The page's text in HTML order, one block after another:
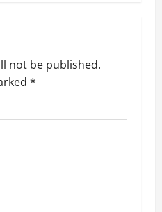
not be published.
*